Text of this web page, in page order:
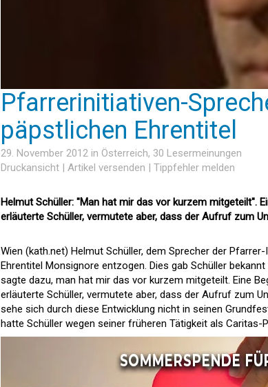
Pfarrerinitiativen-
päpstlichen Ehrentitel
29. November 2012 in Österreich, 30 Lesermeinungen
Druckansicht | Artikel versenden | Tippfehler melden
Helmut Schüller: "Man hat mir das vor kurzem mitgeteilt".
erläuterte Schüller, vermutete aber, dass der Aufruf zum
Wien (kath.net) Helmut Schüller, dem Sprecher der
Ehrentitel Monsignore entzogen. Dies gab Schüller
sagte dazu, man hat mir das vor kurzem mitgeteilt. Eine
erläuterte Schüller, vermutete aber, dass der Aufruf zum
sehe sich durch diese Entwicklung nicht in seinen
hatte Schüller wegen seiner früheren Tätigkeit als Caritas-